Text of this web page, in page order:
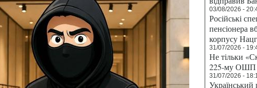
03/08/2026 -
Російські
пенсіонера
корпусу
31/07/2026 -
Не тільки
225-му ОШП
31/07/2026 -
Український